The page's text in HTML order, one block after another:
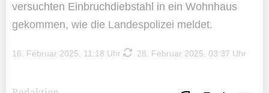
versuchten Einbruchdiebstahl in ein Wohnhaus
gekommen, wie die Landespolizei meldet.
16. Februar 2025, 11:18 Uhr 28. Februar 2025, 03:37 Uhr